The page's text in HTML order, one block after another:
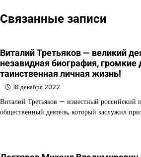
Связанные записи
Виталий Третьяков — великий
незавидная биография, громкие
таинственная личная жизнь!
18 декабря 2022
Виталий Третьяков — известный российский
общественный деятель, который заслужил